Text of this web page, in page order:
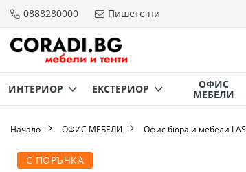
Прескачане
съдържанието
0888280000 Пишете ни
ИНТЕРИОР ЕКСТЕРИОР ОФИС
МЕБЕЛИ
Начало ОФИС МЕБЕЛИ Офис бюра и мебели LAS
С ПОРЪЧКА
Преминете
към